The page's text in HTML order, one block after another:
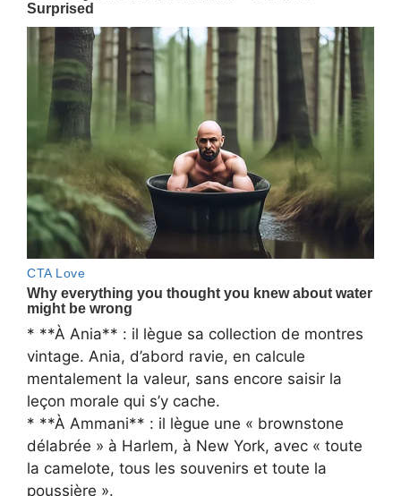
* **À Ania** : il lègue sa collection de montres
vintage. Ania, d’abord ravie, en calcule
mentalement la valeur, sans encore saisir la
leçon morale qui s’y cache.
* **À Ammani** : il lègue une « brownstone
délabrée » à Harlem, à New York, avec « toute
la camelote, tous les souvenirs et toute la
poussière ».